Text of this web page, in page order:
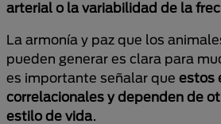
arterial o la variabilidad de la
La armonía y paz que los
pueden generar es clara para
es importante señalar que estos
correlacionales y dependen de
estilo de vida.